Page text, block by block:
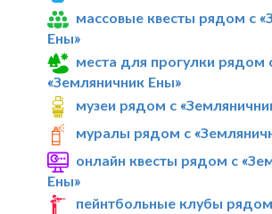
массовые квесты рядом с
Ены»
места для прогулки рядом
«Земляничник Ены»
музеи рядом с
муралы рядом с
онлайн квесты рядом с
Ены»
пейнтбольные клубы